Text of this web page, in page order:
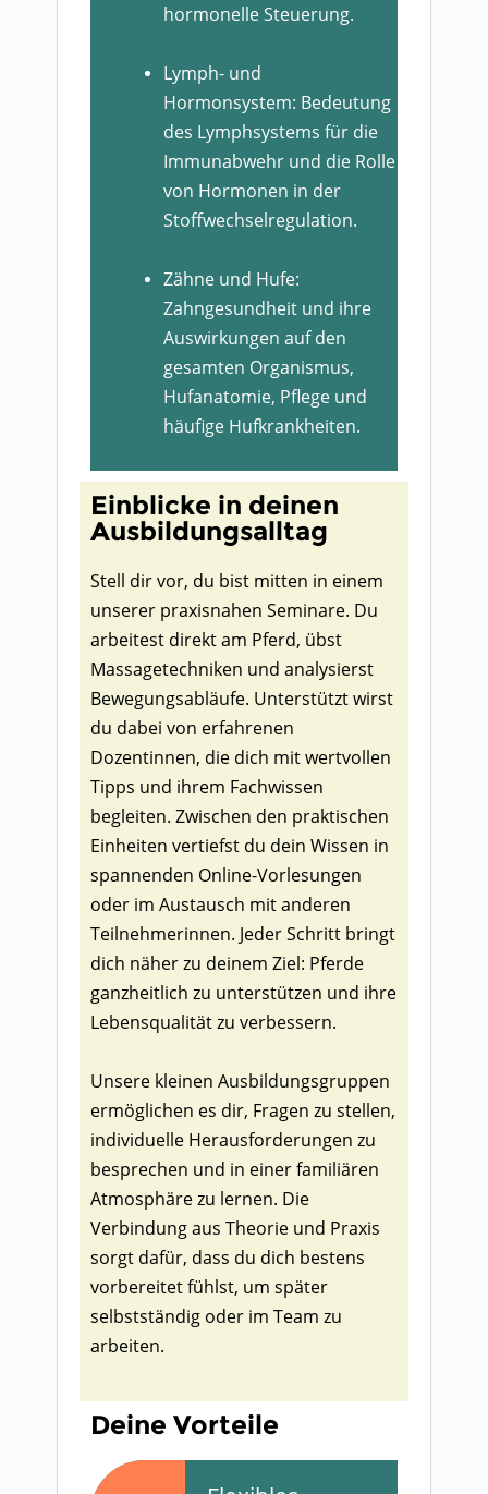
hormonelle Steuerung.
Lymph- und
Hormonsystem: Bedeutung
des Lymphsystems für die
Immunabwehr und die Rolle
von Hormonen in der
Stoffwechselregulation.
Zähne und Hufe:
Zahngesundheit und ihre
Auswirkungen auf den
gesamten Organismus,
Hufanatomie, Pflege und
häufige Hufkrankheiten.
Einblicke in deinen
Ausbildungsalltag
Stell dir vor, du bist mitten in einem
unserer praxisnahen Seminare. Du
arbeitest direkt am Pferd, übst
Massagetechniken und analysierst
Bewegungsabläufe. Unterstützt wirst
du dabei von erfahrenen
Dozentinnen, die dich mit wertvollen
Tipps und ihrem Fachwissen
begleiten. Zwischen den praktischen
Einheiten vertiefst du dein Wissen in
spannenden Online-Vorlesungen
oder im Austausch mit anderen
Teilnehmerinnen. Jeder Schritt bringt
dich näher zu deinem Ziel: Pferde
ganzheitlich zu unterstützen und ihre
Lebensqualität zu verbessern.
Unsere kleinen Ausbildungsgruppen
ermöglichen es dir, Fragen zu stellen,
individuelle Herausforderungen zu
besprechen und in einer familiären
Atmosphäre zu lernen. Die
Verbindung aus Theorie und Praxis
sorgt dafür, dass du dich bestens
vorbereitet fühlst, um später
selbstständig oder im Team zu
arbeiten.
Deine Vorteile